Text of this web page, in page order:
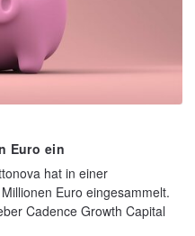
Euro ein
hat in einer
Euro eingesammelt.
Cadence Growth Capital